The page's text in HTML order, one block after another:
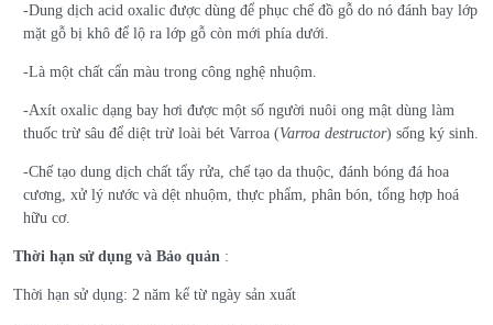
-Dung dịch acid oxalic được dùng để phục chế đồ gỗ do nó đánh bay lớp
mặt gỗ bị khô để lộ ra lớp gỗ còn mới phía dưới.
-Là một chất cẩn màu trong công nghệ nhuộm.
-Axít oxalic dạng bay hơi được một số người nuôi ong mật dùng làm
thuốc trừ sâu để diệt trừ loài bét Varroa (Varroa destructor) sống ký sinh.
-Chế tạo dung dịch chất tẩy rửa, chế tạo da thuộc, đánh bóng đá hoa
cương, xử lý nước và dệt nhuộm, thực phẩm, phân bón, tổng hợp hoá
hữu cơ.
Thời hạn sử dụng và Bảo quản :
Thời hạn sử dụng: 2 năm kể từ ngày sản xuất